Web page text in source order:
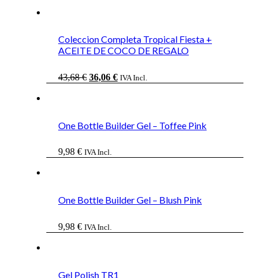
Coleccion Completa Tropical Fiesta +
ACEITE DE COCO DE REGALO
43,68€ El
36,06 €ElIVA Incl.
One Bottle Builder Gel – Toffee Pink
9,98 € IVA Incl.
One Bottle Builder Gel – Blush Pink
9,98 € IVA Incl.
Gel Polish TR1